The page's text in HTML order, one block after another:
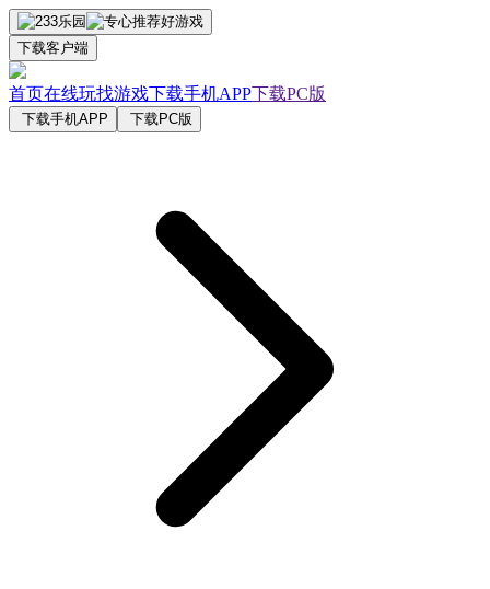
下载客户端
首页在线玩找游戏下载手机APP下载PC版
下载手机APP 下载PC版